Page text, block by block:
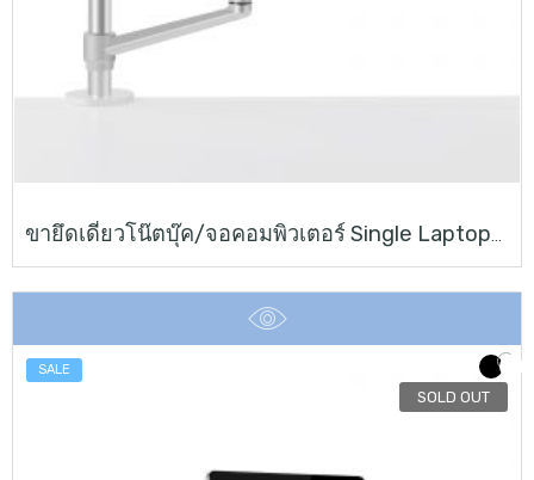
ขายึดเดี่ยวโน๊ตบุ๊ค/จอคอมพิวเตอร์ Single Laptop/Monitor Desk Mount
SOLD OUT
SALE